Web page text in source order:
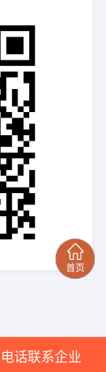
电话联系企业